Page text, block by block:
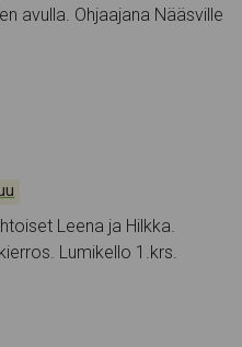
avulla. Ohjaajana Nääsville
Leena ja Hilkka.
Lumikello 1.krs.